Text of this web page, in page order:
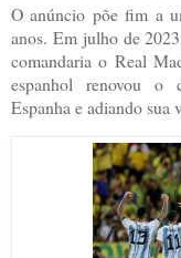
O anúncio põe fim a
anos. Em julho de
comandaria o Real
espanhol renovou o
Espanha e adiando sua